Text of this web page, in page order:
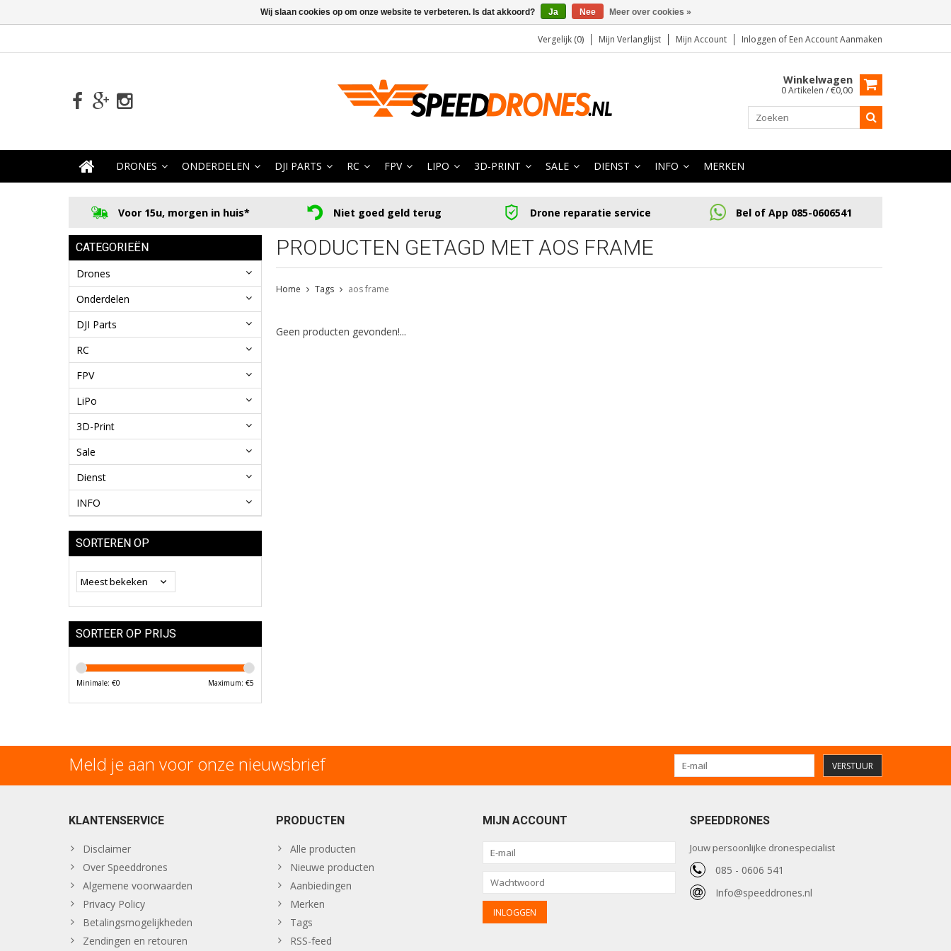
Vergelijk (0) Mijn Verlanglijst Mijn Account Inloggen of Een Account Aanmaken
Winkelwagen
0 Artikelen / €0,00
DRONES ONDERDELEN DJI PARTS RC FPV LIPO 3D-PRINT SALE DIENST INFO MERKEN
Voor 15u, morgen in huis* Niet goed geld terug Drone reparatie service Bel of App 085-0606541
CATEGORIEËN
Drones
Onderdelen
DJI Parts
RC
FPV
LiPo
3D-Print
Sale
Dienst
INFO
SORTEREN OP
SORTEER OP PRIJS
Minimale: €0 Maximum: €5
PRODUCTEN GETAGD MET AOS FRAME
Home Tags aos frame
Geen producten gevonden!...
Meld je aan voor onze nieuwsbrief VERSTUUR
KLANTENSERVICE
Disclaimer
Over Speeddrones
Algemene voorwaarden
Privacy Policy
Betalingsmogelijkheden
Zendingen en retouren
PRODUCTEN
Alle producten
Nieuwe producten
Aanbiedingen
Merken
Tags
RSS-feed
MIJN ACCOUNT SPEEDDRONES
Jouw persoonlijke dronespecialist
085 - 0606 541
Info@speeddrones.nl
Wij slaan cookies op om onze website te verbeteren. Is dat akkoord? Ja Nee Meer over cookies »